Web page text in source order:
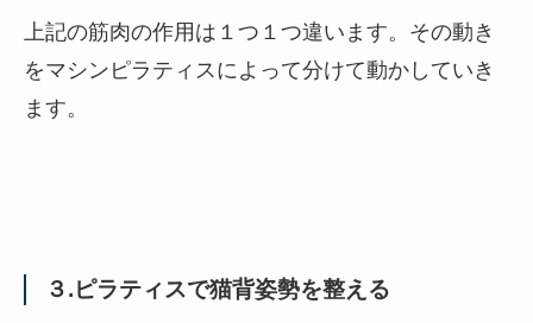
上記の筋肉の作用は１つ１つ違います。その動き
をマシンピラティスによって分けて動かしていき
ます。
３.ピラティスで猫背姿勢を整える